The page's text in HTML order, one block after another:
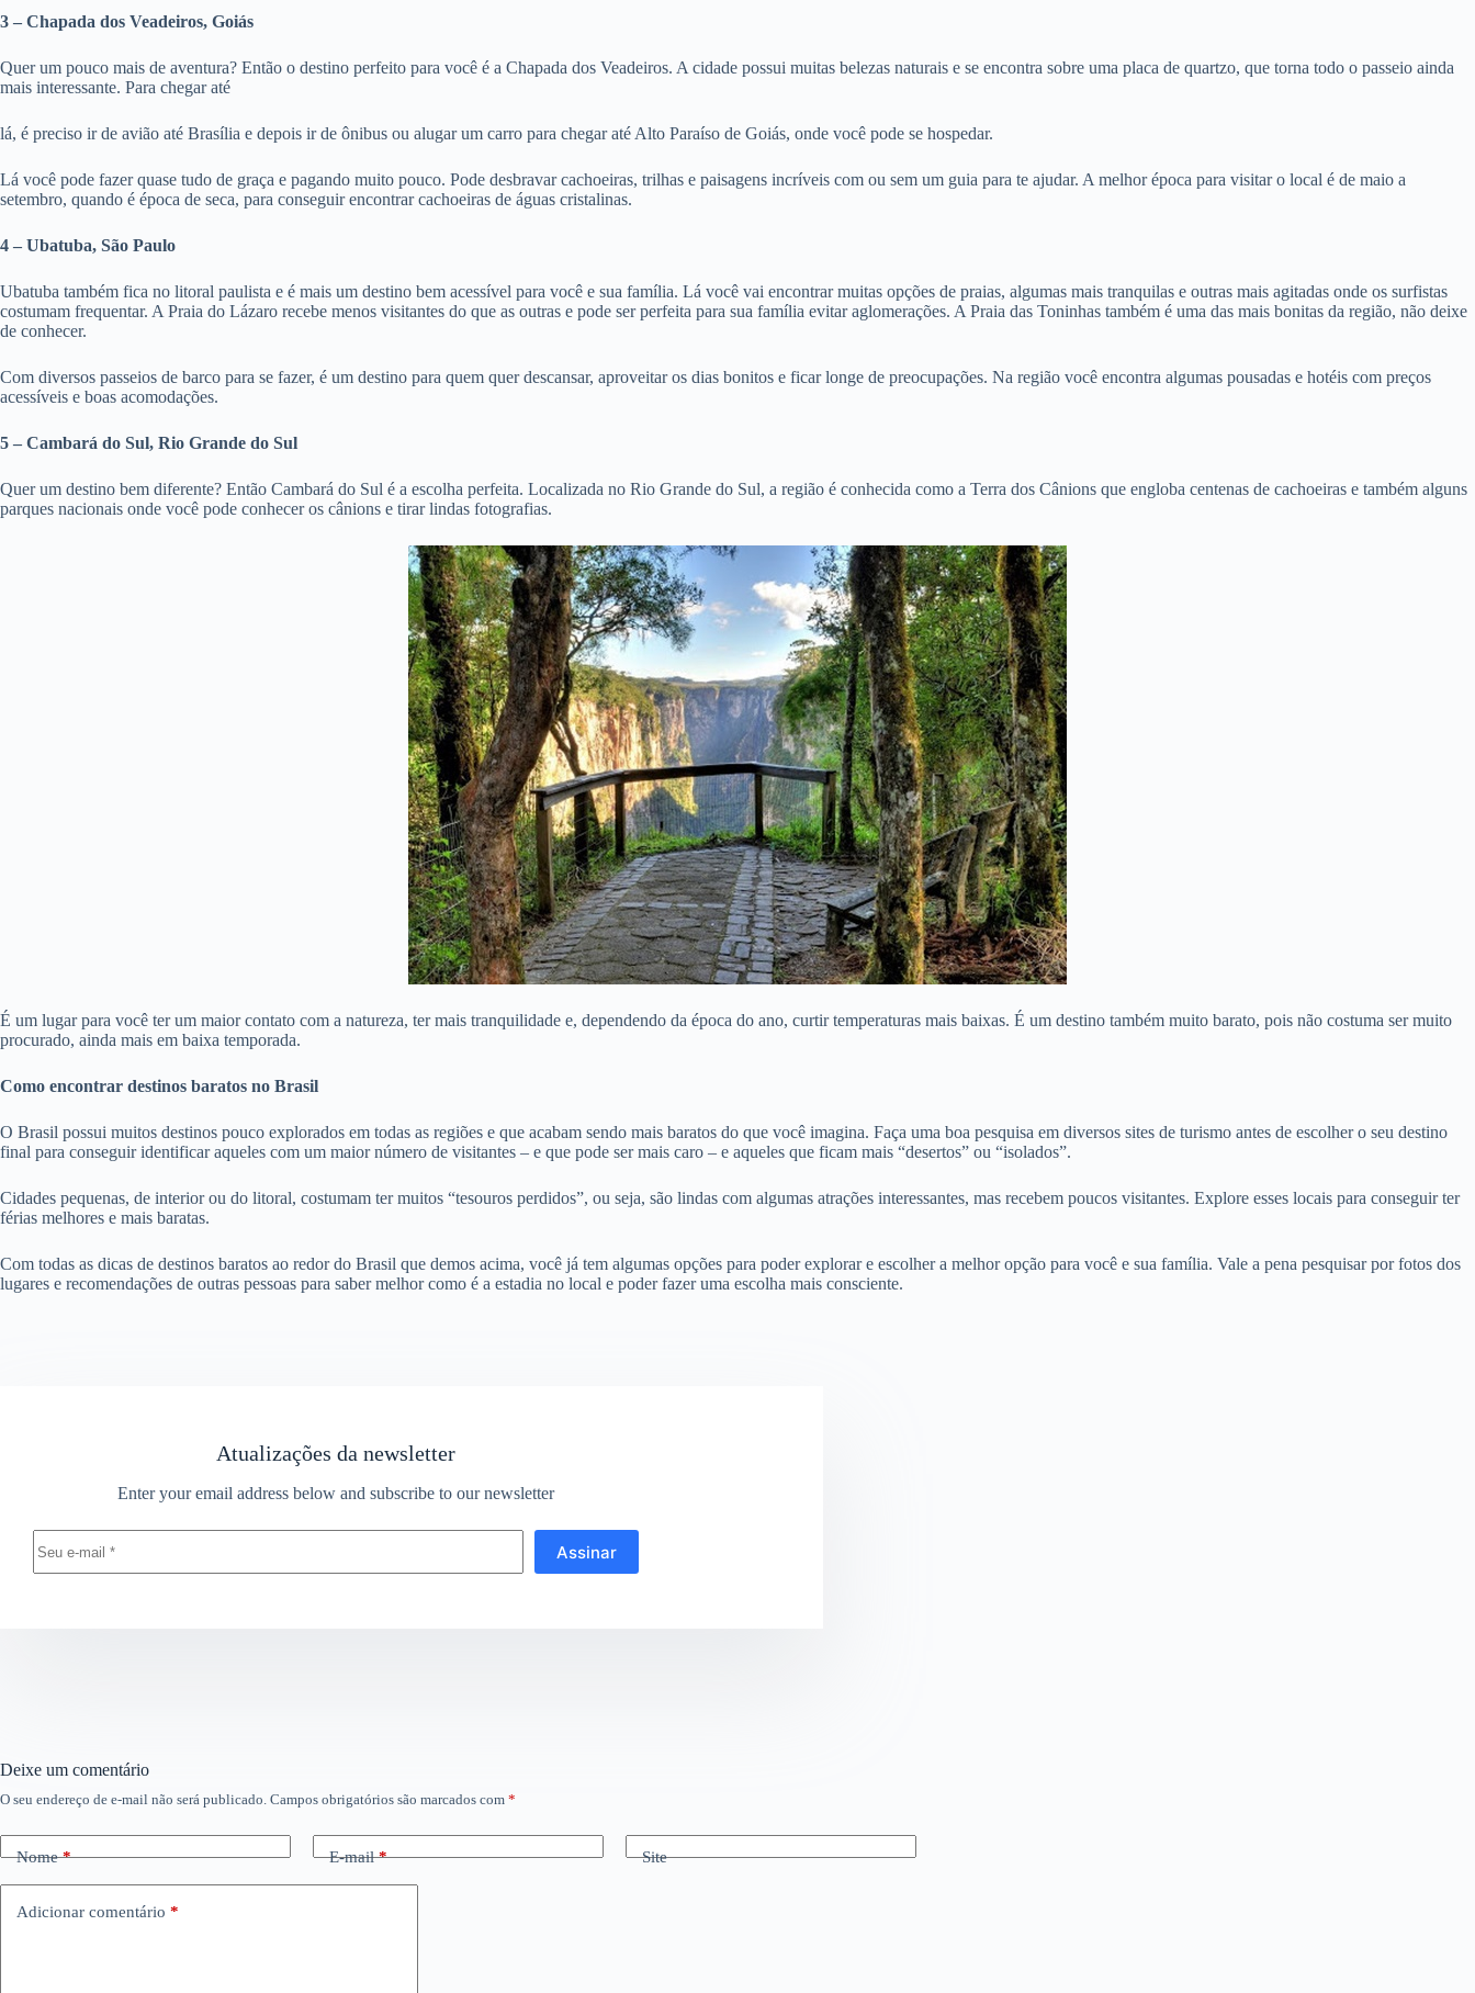
3 – Chapada dos Veadeiros, Goiás
Quer um pouco mais de aventura? Então o destino perfeito para você é a Chapada dos Veadeiros. A cidade possui muitas belezas naturais e se encontra sobre uma placa de quartzo, que torna todo o passeio ainda
mais interessante. Para chegar até
lá, é preciso ir de avião até Brasília e depois ir de ônibus ou alugar um carro para chegar até Alto Paraíso de Goiás, onde você pode se hospedar.
Lá você pode fazer quase tudo de graça e pagando muito pouco. Pode desbravar cachoeiras, trilhas e paisagens incríveis com ou sem um guia para te ajudar. A melhor época para visitar o local é de maio a
setembro, quando é época de seca, para conseguir encontrar cachoeiras de águas cristalinas.
4 – Ubatuba, São Paulo
Ubatuba também fica no litoral paulista e é mais um destino bem acessível para você e sua família. Lá você vai encontrar muitas opções de praias, algumas mais tranquilas e outras mais agitadas onde os surfistas
costumam frequentar. A Praia do Lázaro recebe menos visitantes do que as outras e pode ser perfeita para sua família evitar aglomerações. A Praia das Toninhas também é uma das mais bonitas da região, não deixe
de conhecer.
Com diversos passeios de barco para se fazer, é um destino para quem quer descansar, aproveitar os dias bonitos e ficar longe de preocupações. Na região você encontra algumas pousadas e hotéis com preços
acessíveis e boas acomodações.
5 – Cambará do Sul, Rio Grande do Sul
Quer um destino bem diferente? Então Cambará do Sul é a escolha perfeita. Localizada no Rio Grande do Sul, a região é conhecida como a Terra dos Cânions que engloba centenas de cachoeiras e também alguns
parques nacionais onde você pode conhecer os cânions e tirar lindas fotografias.
É um lugar para você ter um maior contato com a natureza, ter mais tranquilidade e, dependendo da época do ano, curtir temperaturas mais baixas. É um destino também muito barato, pois não costuma ser muito
procurado, ainda mais em baixa temporada.
Como encontrar destinos baratos no Brasil
O Brasil possui muitos destinos pouco explorados em todas as regiões e que acabam sendo mais baratos do que você imagina. Faça uma boa pesquisa em diversos sites de turismo antes de escolher o seu destino
final para conseguir identificar aqueles com um maior número de visitantes – e que pode ser mais caro – e aqueles que ficam mais “desertos” ou “isolados”.
Cidades pequenas, de interior ou do litoral, costumam ter muitos “tesouros perdidos”, ou seja, são lindas com algumas atrações interessantes, mas recebem poucos visitantes. Explore esses locais para conseguir ter
férias melhores e mais baratas.
Com todas as dicas de destinos baratos ao redor do Brasil que demos acima, você já tem algumas opções para poder explorar e escolher a melhor opção para você e sua família. Vale a pena pesquisar por fotos dos
lugares e recomendações de outras pessoas para saber melhor como é a estadia no local e poder fazer uma escolha mais consciente.
Atualizações da newsletter
Enter your email address below and subscribe to our newsletter
Assinar
Deixe um comentário
O seu endereço de e-mail não será publicado. Campos obrigatórios são marcados com *
Nome* E-mail* Site
Adicionar comentário *